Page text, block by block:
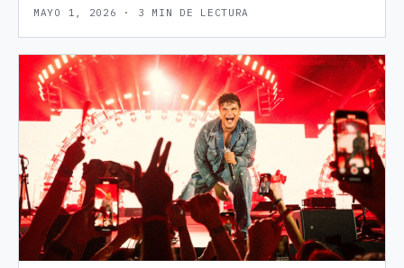
MAYO 1, 2026 · 3 MIN DE LECTURA